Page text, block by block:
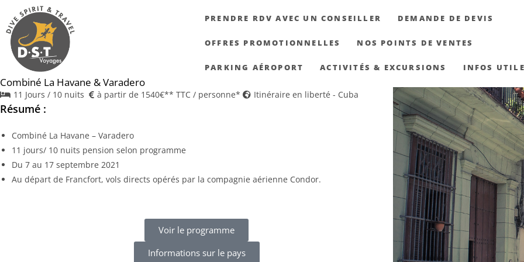
PRENDRE RDV AVEC UN CONSEILLER DEMANDE DE DEVIS
OFFRES PROMOTIONNELLES NOS POINTS DE VENTES
PARKING AÉROPORT ACTIVITÉS & EXCURSIONS INFOS
Combiné La Havane & Varadero
11 Jours / 10 nuits à partir de 1540€** TTC / personne* Itinéraire en liberté - Cuba
Résumé :
Combiné La Havane – Varadero
11 jours/ 10 nuits pension selon programme
Du 7 au 17 septembre 2021
Au départ de Francfort, vols directs opérés par la compagnie aérienne Condor.
Voir le programme
Informations sur le pays